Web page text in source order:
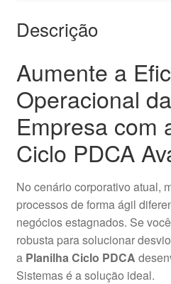
Descrição
Aumente a
Operacional
Empresa com
Ciclo PDCA
No cenário corporativo atual,
processos de forma ágil
negócios estagnados. Se
robusta para solucionar
a Planilha Ciclo PDCA
Sistemas é a solução ideal.